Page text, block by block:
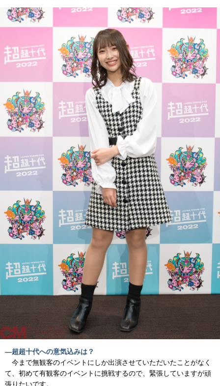
―超超十代への意気込みは？
今まで無観客のイベントにしか出演させていただいたことがなく
て、初めて有観客のイベントに挑戦するので、緊張していますが頑
張りたいです。